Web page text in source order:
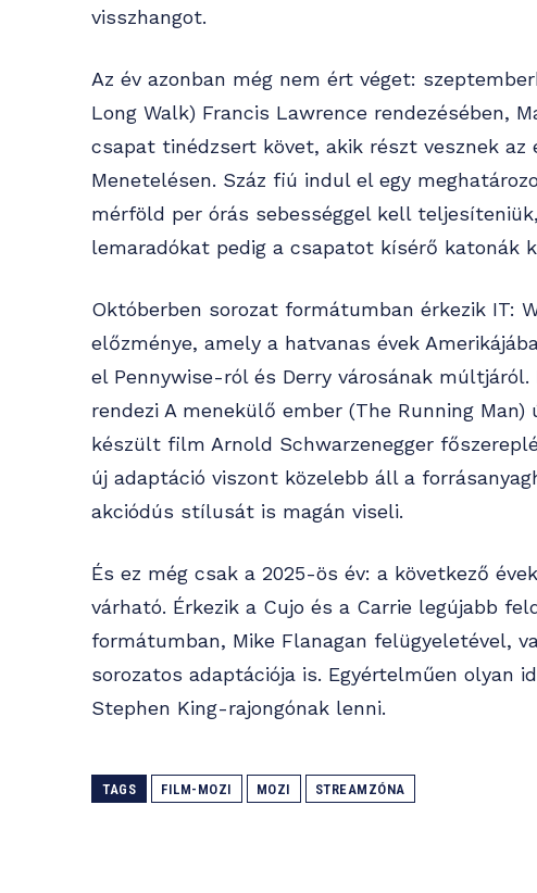
visszhangot.
Az év azonban még nem ért véget:
Long Walk) Francis Lawrence rendezésében,
csapat tinédzsert követ, akik részt vesznek az
Menetelésen. Száz fiú indul el egy
mérföld per órás sebességgel kell
lemaradókat pedig a csapatot kísérő katonák
Októberben sorozat formátumban érkezik IT:
előzménye, amely a hatvanas évek
el Pennywise-ról és Derry városának
rendezi A menekülő ember (The Running
készült film Arnold Schwarzenegger
új adaptáció viszont közelebb áll a
akciódús stílusát is magán viseli.
És ez még csak a 2025-ös év: a következő
várható. Érkezik a Cujo és a Carrie legújabb
formátumban, Mike Flanagan felügyeletével,
sorozatos adaptációja is. Egyértelműen olyan
Stephen King-rajongónak lenni.
TAGS FILM-MOZI MOZI STREAMZÓNA